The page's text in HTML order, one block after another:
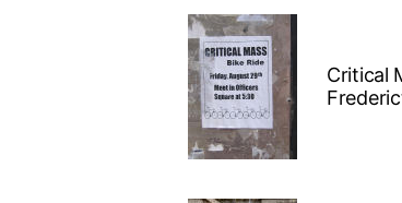
Critical